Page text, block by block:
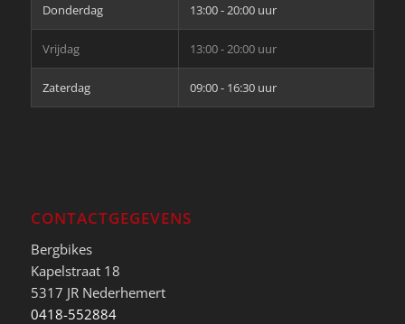
Donderdag 13:00 - 20:00 uur
Vrijdag 13:00 - 20:00 uur
Zaterdag 09:00 - 16:30 uur
CONTACTGEGEVENS
Bergbikes
Kapelstraat 18
5317 JR Nederhemert
0418-552884